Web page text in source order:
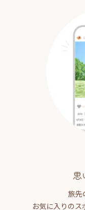
思
旅先
お気に入りの